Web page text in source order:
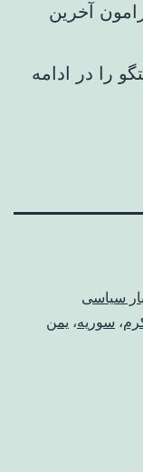
آخرین
را در ادامه
سیاسی
، سوریه، یمن